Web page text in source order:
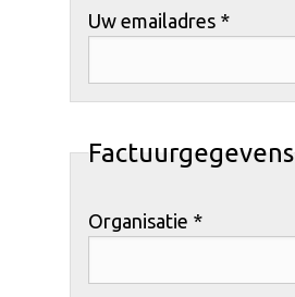
Uw emailadres *
Factuurgegevens
Organisatie *